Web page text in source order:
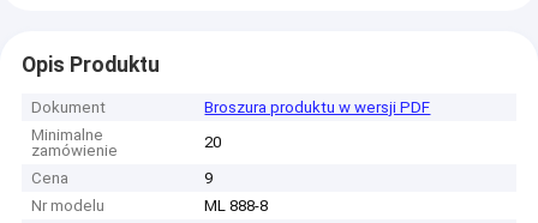
Opis Produktu
Dokument
Broszura produktu w wersji PDF
Minimalne
zamówienie
20
Cena
9
Nr modelu
ML 888-8